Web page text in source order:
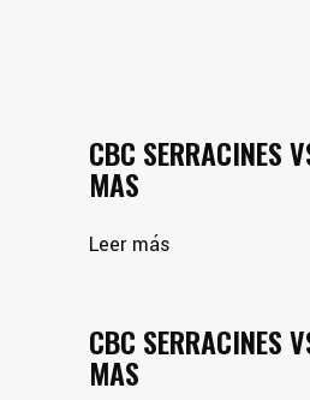
CBC SERRACINES
MAS
Leer más
CBC SERRACINES
MAS